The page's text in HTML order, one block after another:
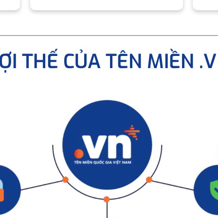
THẾ CỦA TÊN MIỀN